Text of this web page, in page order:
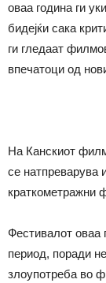
оваа година ги
бидејќи сака
ги гледаат
впечатоци од
На Канскиот
се натпреварува
краткометражни
Фестивалот оваа
период, поради
злоупотреба во